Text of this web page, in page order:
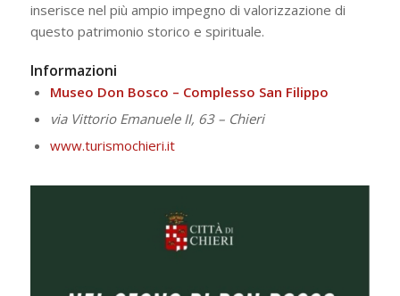
inserisce nel più ampio impegno di valorizzazione di
questo patrimonio storico e spirituale.
Informazioni
Museo Don Bosco – Complesso San Filippo
via Vittorio Emanuele II, 63 – Chieri
www.turismochieri.it